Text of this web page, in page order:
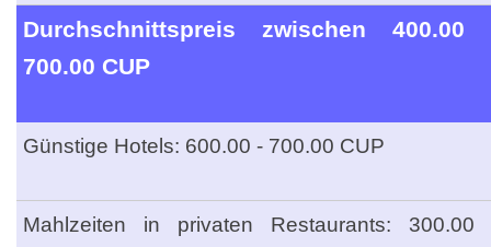
Durchschnittspreis zwischen 400.00
700.00 CUP
Günstige Hotels: 600.00 - 700.00 CUP
Mahlzeiten in privaten Restaurants: 300.00